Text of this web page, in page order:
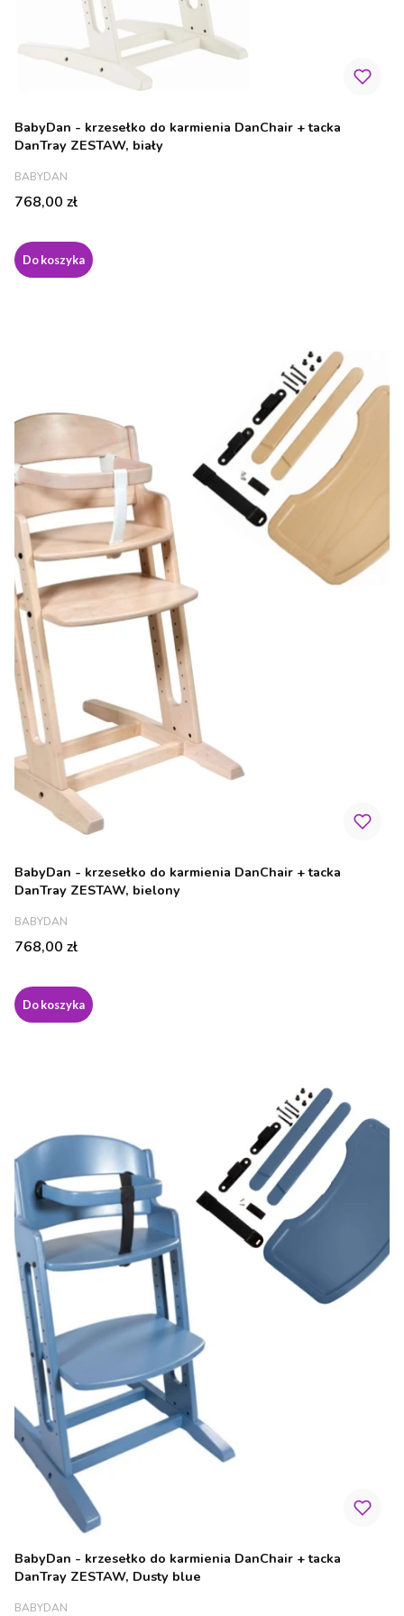
BabyDan - krzesełko do karmienia DanChair + tacka
DanTray ZESTAW, biały
PRODUCENT
BABYDAN
Cena
768,00 zł
Do koszyka
BabyDan - krzesełko do karmienia DanChair + tacka
DanTray ZESTAW, bielony
PRODUCENT
BABYDAN
Cena
768,00 zł
Do koszyka
BabyDan - krzesełko do karmienia DanChair + tacka
DanTray ZESTAW, Dusty blue
PRODUCENT
BABYDAN